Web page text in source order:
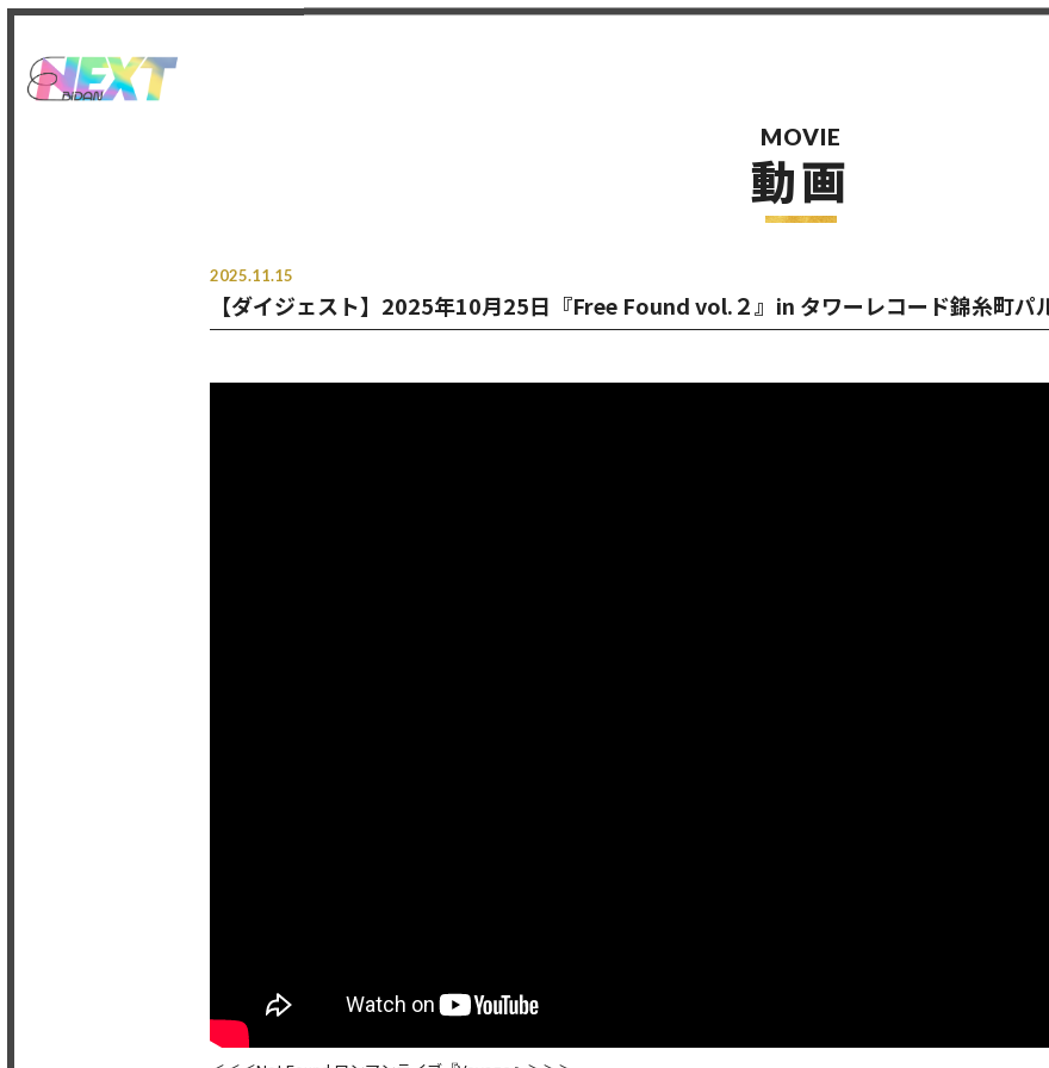
MOVIE
動画
2025.11.15
【ダイジェスト】2025年10月25日『Free Found vol.２』in タワーレコード錦糸町パ